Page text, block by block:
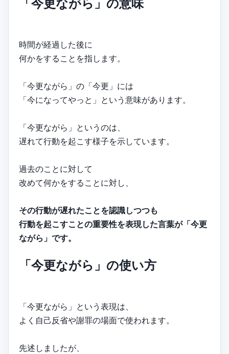
「今更ながら」の意味
時間が経過した後に
何かをすることを指します。
「今更ながら」の「今更」には
「今になってやっと」という意味があります。
「今更ながら」というのは、
遅れて行動を起こす様子を示しています。
過去のことに対して
改めて何かをすることに対し、
その行動が遅れたことを認識しつつも
行動を起こすことの重要性を表現した言葉が「今更
ながら」です。
「今更ながら」の使い方
「今更ながら」という表現は、
よく自己反省や謝罪の場面で使われます。
先述しましたが、